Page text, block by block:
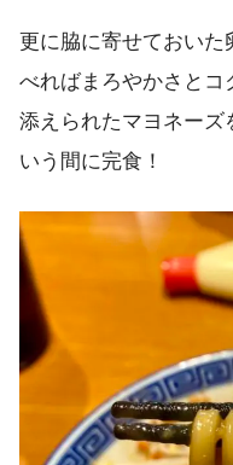
更に脇に寄せておいた
べればまろやかさとコ
添えられたマヨネーズ
いう間に完食！